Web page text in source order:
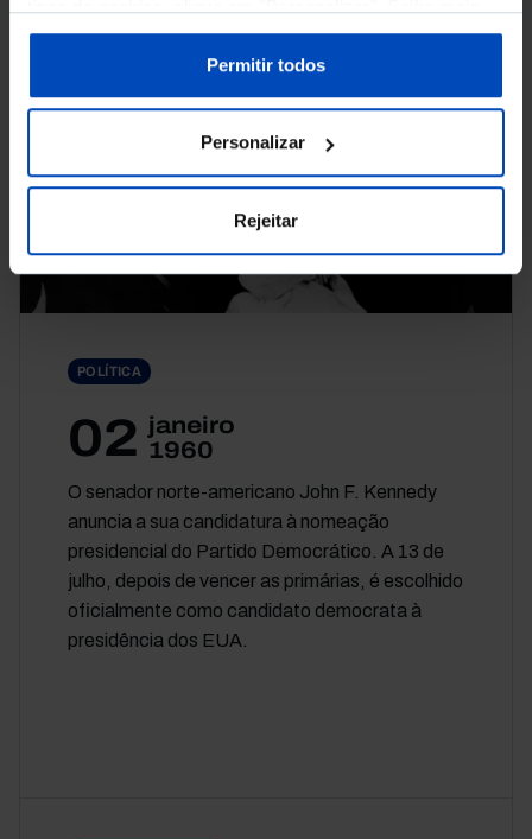
sobre cookies através da gestão de preferências ou da
Política de Cookies.
Permitir todos
Personalizar
Rejeitar
POLÍTICA
02 janeiro
1960
O senador norte-americano John F. Kennedy
anuncia a sua candidatura à nomeação
presidencial do Partido Democrático. A 13 de
julho, depois de vencer as primárias, é escolhido
oficialmente como candidato democrata à
presidência dos EUA.